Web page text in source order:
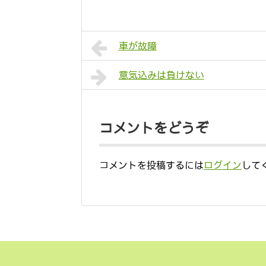
車が故障
意気込みは負けない
コメントをどうぞ
コメントを投稿するにはログイン して